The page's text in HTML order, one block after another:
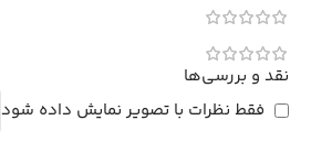
نقد و بررسی‌ها
فقط نظرات با تصویر نمایش داده شود